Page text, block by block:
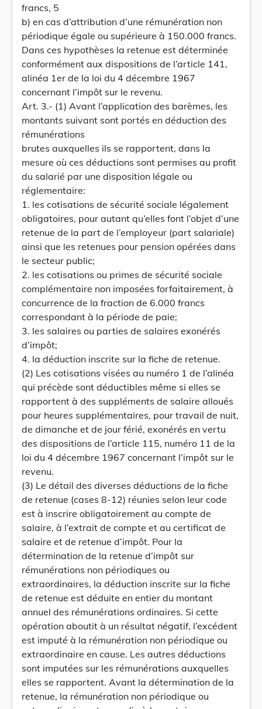
francs, 5
b) en cas d’attribution d’une rémunération non
périodique égale ou supérieure à 150.000 francs.
Dans ces hypothèses la retenue est déterminée
conformément aux dispositions de l’article 141,
alinéa 1er de la loi du 4 décembre 1967
concernant l’impôt sur le revenu.
Art. 3.- (1) Avant l’application des barèmes, les
montants suivant sont portés en déduction des
rémunérations
brutes auxquelles ils se rapportent, dans la
mesure où ces déductions sont permises au profit
du salarié par une disposition légale ou
réglementaire:
1. les cotisations de sécurité sociale légalement
obligatoires, pour autant qu’elles font l’objet d’une
retenue de la part de l’employeur (part salariale)
ainsi que les retenues pour pension opérées dans
le secteur public;
2. les cotisations ou primes de sécurité sociale
complémentaire non imposées forfaitairement, à
concurrence de la fraction de 6.000 francs
correspondant à la période de paie;
3. les salaires ou parties de salaires exonérés
d’impôt;
4. la déduction inscrite sur la fiche de retenue.
(2) Les cotisations visées au numéro 1 de l’alinéa
qui précède sont déductibles même si elles se
rapportent à des suppléments de salaire alloués
pour heures supplémentaires, pour travail de nuit,
de dimanche et de jour férié, exonérés en vertu
des dispositions de l’article 115, numéro 11 de la
loi du 4 décembre 1967 concernant l’impôt sur le
revenu.
(3) Le détail des diverses déductions de la fiche
de retenue (cases 8-12) réunies selon leur code
est à inscrire obligatoirement au compte de
salaire, à l’extrait de compte et au certificat de
salaire et de retenue d’impôt. Pour la
détermination de la retenue d’impôt sur
rémunérations non périodiques ou
extraordinaires, la déduction inscrite sur la fiche
de retenue est déduite en entier du montant
annuel des rémunérations ordinaires. Si cette
opération aboutit à un résultat négatif, l’excédent
est imputé à la rémunération non périodique ou
extraordinaire en cause. Les autres déductions
sont imputées sur les rémunérations auxquelles
elles se rapportent. Avant la détermination de la
retenue, la rémunération non périodique ou